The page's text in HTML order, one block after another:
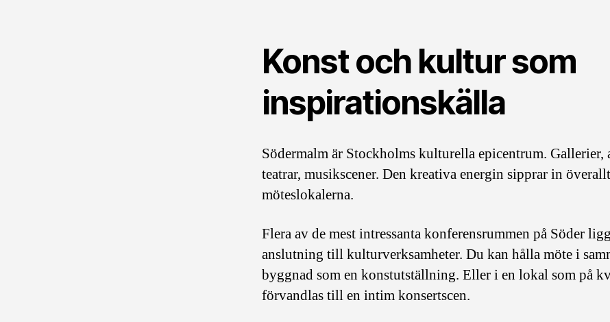
Konst och kultur som
inspirationskälla
Södermalm är Stockholms kulturella epicentrum. Gallerier,
teatrar, musikscener. Den kreativa energin sipprar in
möteslokalerna.
Flera av de mest intressanta konferensrummen på Söder
anslutning till kulturverksamheter. Du kan hålla möte i
byggnad som en konstutställning. Eller i en lokal som på
förvandlas till en intim konsertscen.